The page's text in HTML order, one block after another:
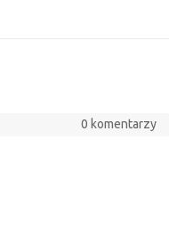
0 komentarzy